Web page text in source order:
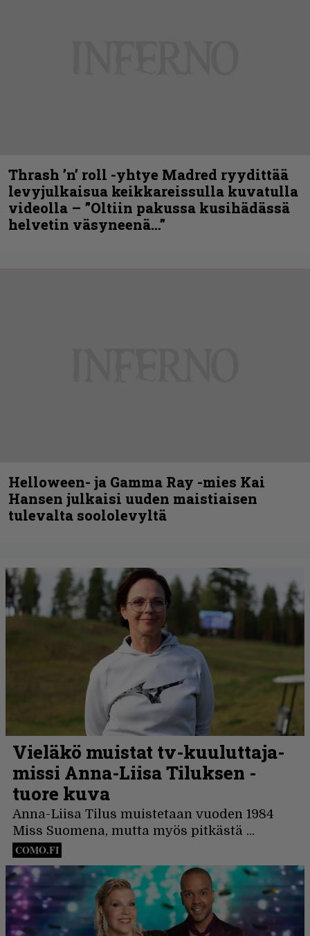
Thrash ’n’ roll -yhtye Madred ryydittää
levyjulkaisua keikkareissulla kuvatulla
videolla – ”Oltiin pakussa kusihädässä
helvetin väsyneenä…”
Helloween- ja Gamma Ray -mies Kai
Hansen julkaisi uuden maistiaisen
tulevalta soololevyltä